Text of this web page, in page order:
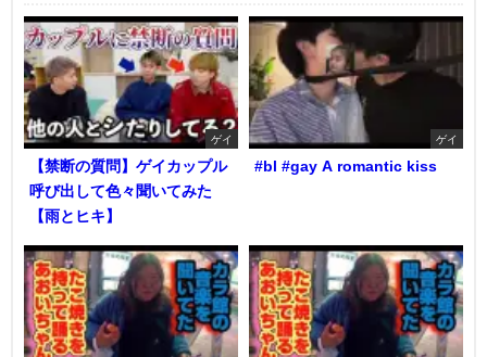
ゲイ
【禁断の質問】ゲイカップル
呼び出して色々聞いてみた
【雨とヒキ】
ゲイ
#bl #gay A romantic kiss